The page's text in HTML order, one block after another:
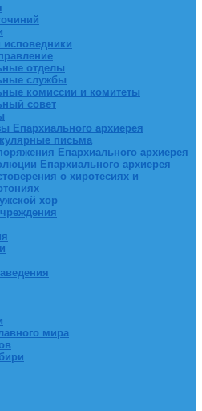
отделы
службы
комиссии и комитеты
совет
Епархиального архиерея
письма
Епархиального архиерея
Епархиального архиерея
о хиротесиях и
хор
мира